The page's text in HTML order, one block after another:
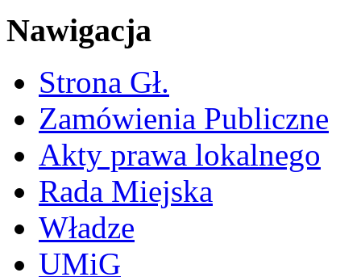
Nawigacja
Strona Gł.
Zamówienia Publiczne
Akty prawa lokalnego
Rada Miejska
Władze
UMiG